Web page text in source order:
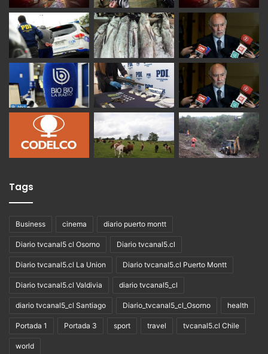
Tags
Business cinema diario puerto montt
Diario tvcanal5 cl Osorno Diario tvcanal5.cl
Diario tvcanal5.cl La Union Diario tvcanal5.cl Puerto Montt
Diario tvcanal5.cl Valdivia diario tvcanal5_cl
diario tvcanal5_cl Santiago Diario_tvcanal5_cl_Osorno health
Portada 1 Portada 3 sport travel tvcanal5.cl Chile
world